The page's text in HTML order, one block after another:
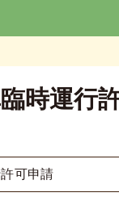
時運行
可申請